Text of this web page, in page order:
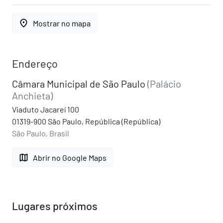
place Mostrar no mapa
Endereço
Câmara Municipal de São Paulo (Palácio
Anchieta)
Viaduto Jacareí 100
01319-900 São Paulo, República (República)
São Paulo, Brasil
map Abrir no Google Maps
Lugares próximos